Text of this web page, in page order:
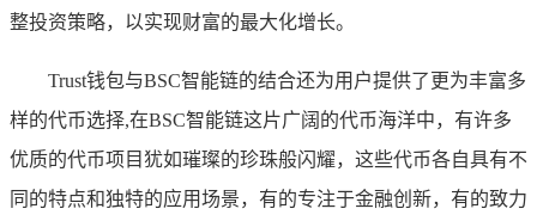
整投资策略，以实现财富的最大化增长。
Trust钱包与BSC智能链的结合还为用户提供了更为丰富多
样的代币选择,在BSC智能链这片广阔的代币海洋中，有许多
优质的代币项目犹如璀璨的珍珠般闪耀，这些代币各自具有不
同的特点和独特的应用场景，有的专注于金融创新，有的致力